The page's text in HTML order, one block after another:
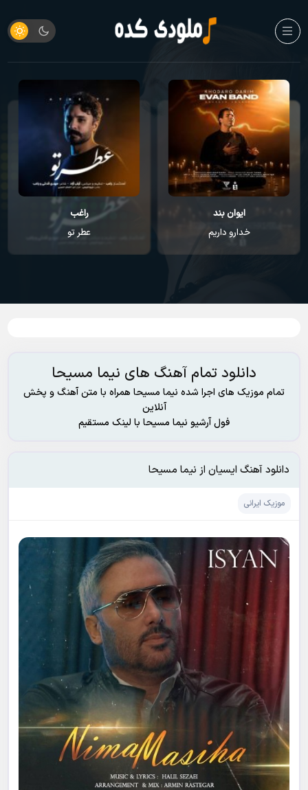
ایوان بند
خدارو داریم
راغب
عطر تو
دانلود تمام آهنگ های نیما مسیحا
تمام موزیک های اجرا شده نیما مسیحا همراه با متن آهنگ و پخش
آنلاین
فول آرشیو نیما مسیحا با لینک مستقیم
دانلود آهنگ ایسیان از نیما مسیحا
موزیک ایرانی